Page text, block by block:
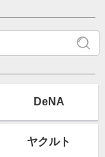
DeNA
ヤクルト